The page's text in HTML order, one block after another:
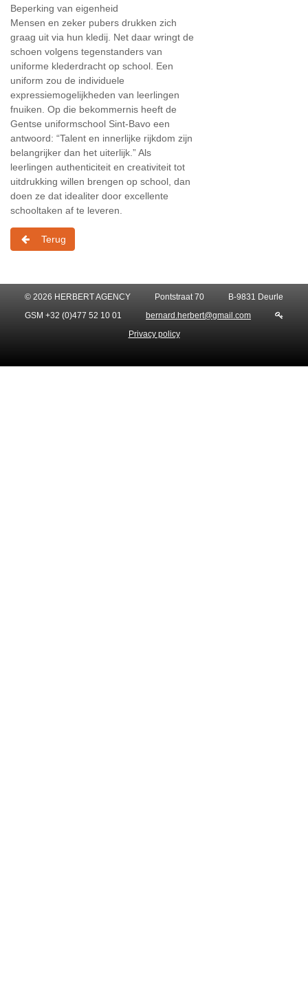
Beperking van eigenheid
Mensen en zeker pubers drukken zich
graag uit via hun kledij. Net daar wringt de
schoen volgens tegenstanders van
uniforme klederdracht op school. Een
uniform zou de individuele
expressiemogelijkheden van leerlingen
fnuiken. Op die bekommernis heeft de
Gentse uniformschool Sint-Bavo een
antwoord: “Talent en innerlijke rijkdom zijn
belangrijker dan het uiterlijk.” Als
leerlingen authenticiteit en creativiteit tot
uitdrukking willen brengen op school, dan
doen ze dat idealiter door excellente
schooltaken af te leveren.
Terug
© 2026 HERBERT AGENCY Pontstraat 70
B-9831 Deurle
GSM +32 (0)477 52 10 01
bernard.herbert@gmail.com
Privacy policy